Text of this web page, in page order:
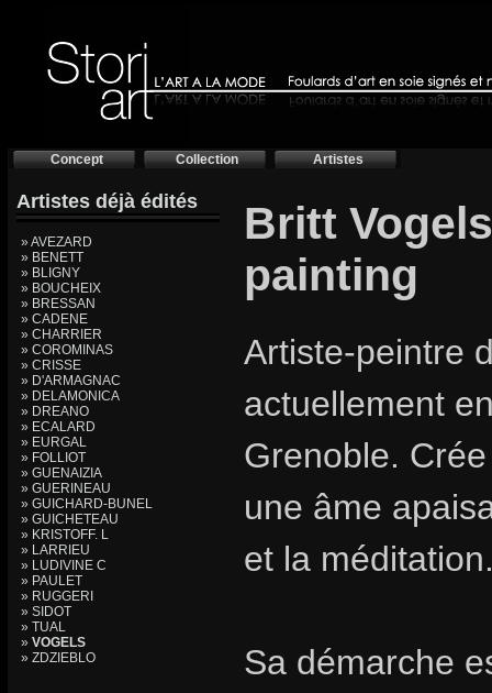
Concept Collection Artistes
Artistes déjà édités
» AVEZARD
» BENETT
» BLIGNY
» BOUCHEIX
» BRESSAN
» CADENE
» CHARRIER
» COROMINAS
» CRISSE
» D'ARMAGNAC
» DELAMONICA
» DREANO
» ECALARD
» EURGAL
» FOLLIOT
» GUENAIZIA
» GUERINEAU
» GUICHARD-BUNEL
» GUICHETEAU
» KRISTOFF. L
» LARRIEU
» LUDIVINE C
» PAULET
» RUGGERI
» SIDOT
» TUAL
» VOGELS
» ZDZIEBLO
Britt
painting
Artiste-peintre
actuellement
Grenoble.
une âme
et la
Sa démarche